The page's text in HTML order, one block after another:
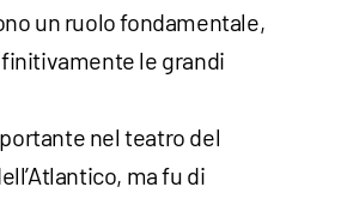
un ruolo fondamentale,
le grandi
nel teatro del
ma fu di